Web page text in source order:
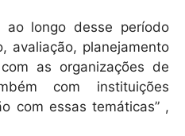
ao longo desse período
avaliação, planejamento
as organizações de
com instituições
com essas temáticas” ,